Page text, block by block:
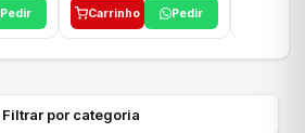
Pedir Carrinho Pedir
Filtrar por categoria